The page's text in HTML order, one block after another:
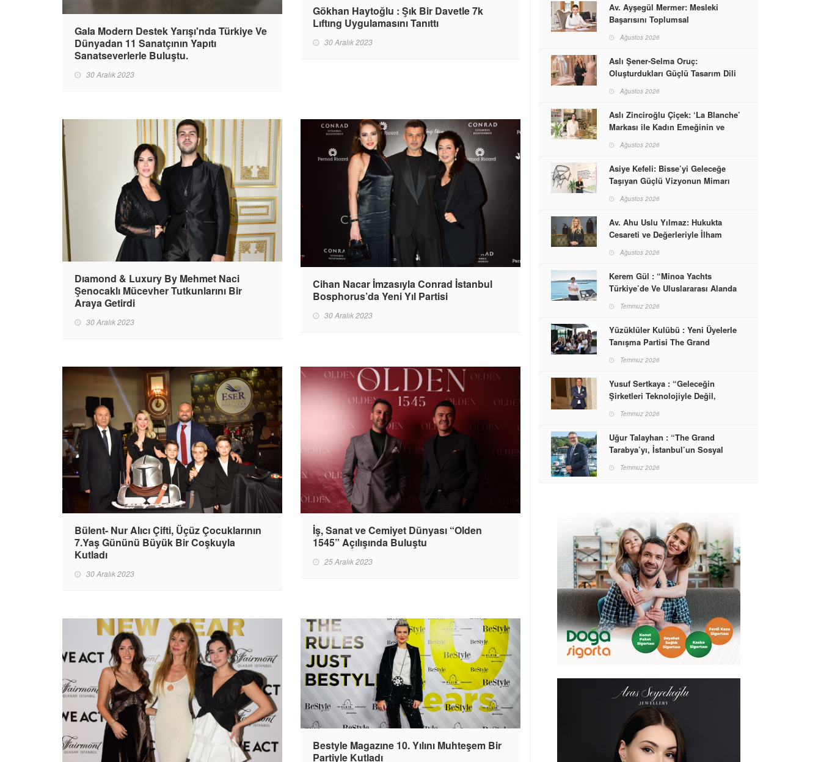
Gala Modern Destek Yarışı'nda Türkiye Ve
Dünyadan 11 Sanatçının Yapıtı
Sanatseverlerle Buluştu.
30 Aralık 2023
Gökhan Haytoğlu : Şık Bir Davetle 7k
Lıftıng Uygulamasını Tanıttı
30 Aralık 2023
Dıamond & Luxury By Mehmet Naci
Şenocaklı Mücevher Tutkunlarını Bir
Araya Getirdi
30 Aralık 2023
Cihan Nacar İmzasıyla Conrad İstanbul
Bosphorus’da Yeni Yıl Partisi
30 Aralık 2023
Bülent- Nur Alıcı Çifti, Üçüz Çocuklarının
7.Yaş Gününü Büyük Bir Coşkuyla
Kutladı
30 Aralık 2023
İş, Sanat ve Cemiyet Dünyası “Olden
1545” Açılışında Buluştu
25 Aralık 2023
Bestyle Magazıne 10. Yılını Muhteşem Bir
Partiyle Kutladı
Av. Ayşegül Mermer: Mesleki
Başarısını Toplumsal
Ağustos 2026
Aslı Şener-Selma Oruç:
Oluşturdukları Güçlü Tasarım Dili
Dünyasına İmzalarını Attılar
Ağustos 2026
Aslı Zinciroğlu Çiçek: ‘La Blanche’
Markası ile Kadın Emeğinin ve
Başarabileceğinin En Güzel
Örneğini Sunuyor
Ağustos 2026
Asiye Kefeli: Bisse’yi Geleceğe
Taşıyan Güçlü Vizyonun Mimarı
Ağustos 2026
Av. Ahu Uslu Yılmaz: Hukukta
Cesareti ve Değerleriyle İlham
Ağustos 2026
Kerem Gül : “Minoa Yachts
Türkiye’de Ve Uluslararası Alanda
Markası Olacak”
Temmuz 2026
Yüzüklüler Kulübü : Yeni Üyelerle
Tanışma Partisi The Grand
Temmuz 2026
Yusuf Sertkaya : “Geleceğin
Şirketleri Teknolojiyle Değil,
Temmuz 2026
Uğur Talayhan : “The Grand
Tarabya’yı, İstanbul’un Sosyal
Destinasyon Haline Getirmeyi
Temmuz 2026